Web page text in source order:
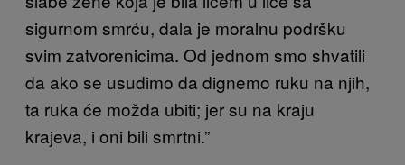
sigurnom smrću, dala je moralnu podršku
svim zatvorenicima. Od jednom smo shvatili
da ako se usudimo da dignemo ruku na njih,
ta ruka će možda ubiti; jer su na kraju
krajeva, i oni bili smrtni.”